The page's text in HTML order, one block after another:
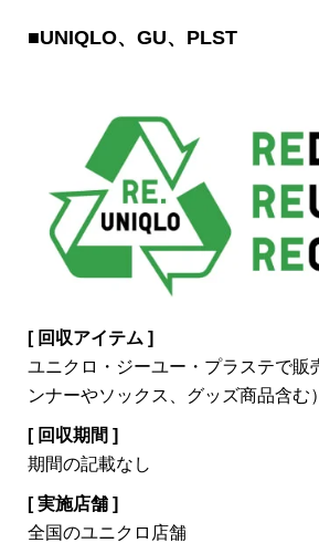
■UNIQLO、GU、PLST
[ 回収アイテム ]
ユニクロ・ジーユー・プラステで販
ンナーやソックス、グッズ商品含む）
[ 回収期間 ]
期間の記載なし
[ 実施店舗 ]
全国のユニクロ店舗